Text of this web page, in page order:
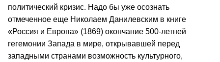
политический кризис. Надо бы уже осознать
отмеченное еще Николаем Данилевским в книге
«Россия и Европа» (1869) окончание 500-летней
гегемонии Запада в мире, открывавшей перед
западными странами возможность культурного,